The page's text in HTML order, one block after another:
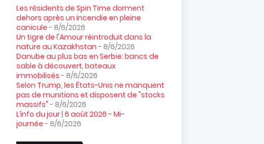
Les résidents de Spin Time dorment
dehors après un incendie en pleine
canicule - 8/6/2026
Un tigre de l'Amour réintroduit dans la
nature au Kazakhstan - 8/6/2026
Danube au plus bas en Serbie: bancs de
sable à découvert, bateaux
immobilisés - 8/6/2026
Selon Trump, les États-Unis ne manquent
pas de munitions et disposent de "stocks
massifs" - 8/6/2026
L’info du jour | 6 août 2026 - Mi-
journée - 8/6/2026